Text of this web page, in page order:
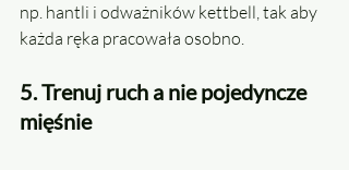
np. hantli i odważników kettbell, tak aby
każda ręka pracowała osobno.
5. Trenuj ruch a nie pojedyncze
mięśnie